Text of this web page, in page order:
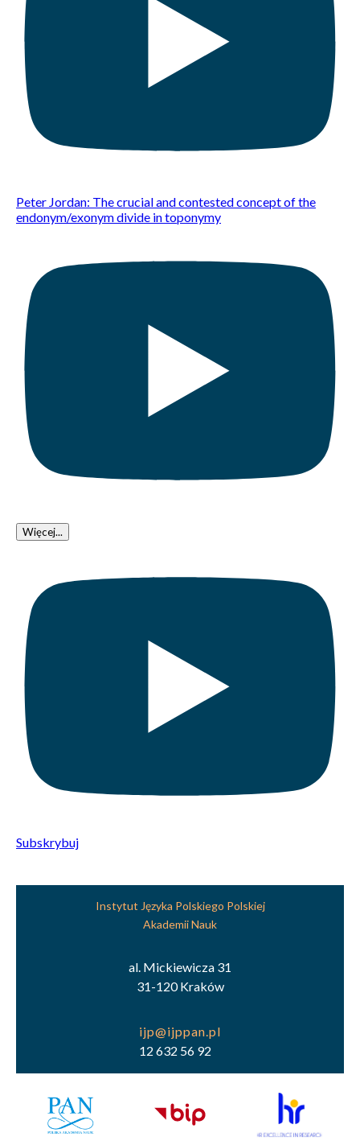
Peter Jordan: The crucial and contested concept of the
endonym/exonym divide in toponymy
Więcej...
Subskrybuj
Instytut Języka Polskiego Polskiej
Akademii Nauk
al. Mickiewicza 31
31-120 Kraków
12 632 56 92